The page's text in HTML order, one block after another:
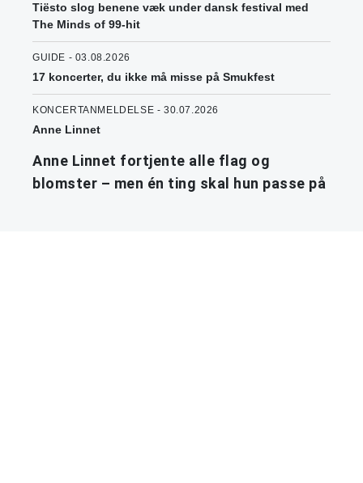
Tiësto slog benene væk under dansk festival med
The Minds of 99-hit
GUIDE - 03.08.2026
17 koncerter, du ikke må misse på Smukfest
KONCERTANMELDELSE - 30.07.2026
Anne Linnet
Anne Linnet fortjente alle flag og
blomster – men én ting skal hun passe på